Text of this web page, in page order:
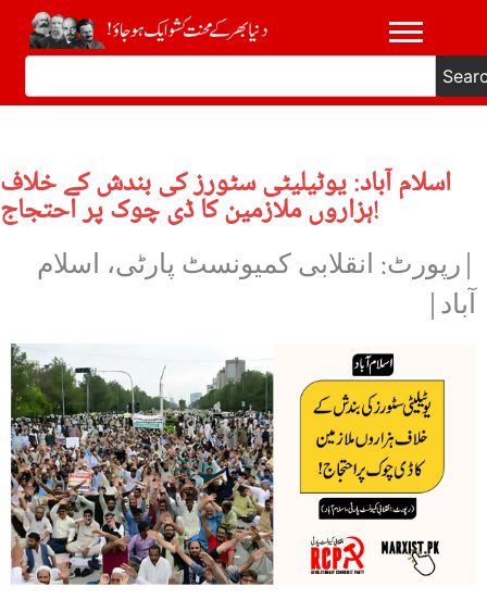
اسلام آباد: یوٹیلیٹی سٹورز کی بندش کے خلاف
ہزاروں ملازمین کا ڈی چوک پر احتجاج!
|رپورٹ: انقلابی کمیونسٹ پارٹی، اسلام
آباد|